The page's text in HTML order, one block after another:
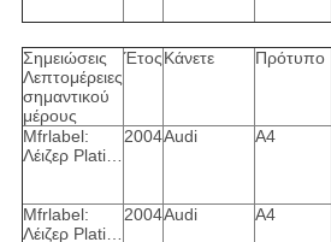
Σημειώσεις
Λεπτομέρειες
σημαντικού
μέρους
ΈτοςΚάνετε Πρότυπο
Mfrlabel:
Λέιζερ Plati…
2004Audi A4
Mfrlabel:
Λέιζερ Plati…
2004Audi A4